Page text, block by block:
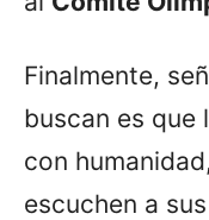
Finalmente,
buscan es que
con
escuchen a